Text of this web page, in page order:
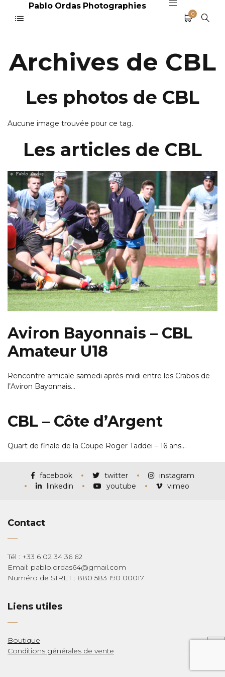
Pablo Ordas Photographies
0
Archives de CBL
Les photos de CBL
Aucune image trouvée pour ce tag.
Les articles de CBL
Aviron Bayonnais – CBL
Amateur U18
Rencontre amicale samedi après-midi entre les Crabos de
l’Aviron Bayonnais…
CBL – Côte d’Argent
Quart de finale de la Coupe Roger Taddei – 16 ans…
facebook twitter
instagram
linkedin
youtube vimeo
Contact
Tél : +33 6 02 34 36 62
Email: pablo.ordas64@gmail.com
Numéro de SIRET : 880 583 190 00017
Liens utiles
Boutique
Conditions générales de vente